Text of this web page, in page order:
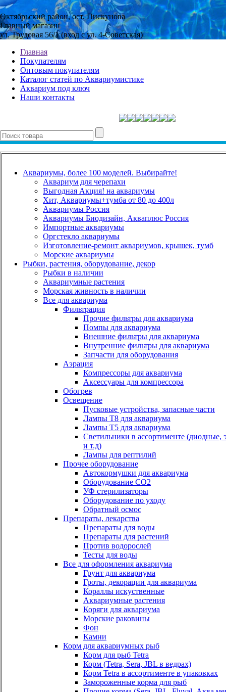
Октябрьский район, ост. Пискунова
Главный магазин
ул. Трудовая 56/1 (вход с ул. 4-Советская)
Главная
Покупателям
Оптовым покупателям
Каталог статей по Аквариумистике
Аквариум под ключ
Наши контакты
Аквариумы, более 100 моделей. Выбирайте!
Аквариум для черепахи
Выгодная Акция! на аквариумы
Хит, Аквариумы+тумба от 80 до 400л
Аквариумы Россия
Аквариумы Биодизайн, Акваплюс Россия
Импортные аквариумы
Оргстекло аквариумы
Изготовление-ремонт аквариумов, крышек, тумб
Морские аквариумы
Рыбки, растения, оборудование, декор
Рыбки в наличии
Аквариумные растения
Морская живность в наличии
Все для аквариума
Фильтрация
Прочие фильтры для аквариума
Помпы для аквариума
Внешние фильтры для аквариума
Внутренние фильтры для аквариума
Запчасти для оборудования
Аэрация
Компрессоры для аквариума
Аксессуары для компрессора
Обогрев
Освещение
Пусковые устройства, запасные части
Лампы Т8 для аквариума
Лампы Т5 для аквариума
Светильники в ассортименте (диодные,
и т.д)
Лампы для рептилий
Прочее оборудование
Автокормушки для аквариума
Оборудование СО2
УФ стерилизаторы
Оборудование по уходу
Обратный осмос
Препараты, лекарства
Препараты для воды
Препараты для растений
Против водорослей
Тесты для воды
Все для оформления аквариума
Грунт для аквариума
Гроты, декорации для аквариума
Кораллы искуственные
Аквариумные растения
Коряги для аквариума
Морские раковины
Фон
Камни
Корм для аквариумных рыб
Корм для рыб Tetra
Корм (Tetra, Sera, JBL в ведрах)
Корм Tetra в ассортименте в упаковках
Замороженные корма для рыб